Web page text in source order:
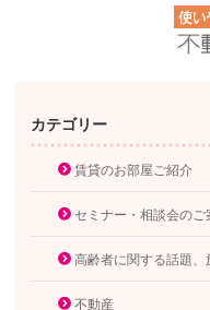
カテゴリー
賃貸のお部屋ご紹介
セミナー・相談会のご
高齢者に関する話題、
不動産